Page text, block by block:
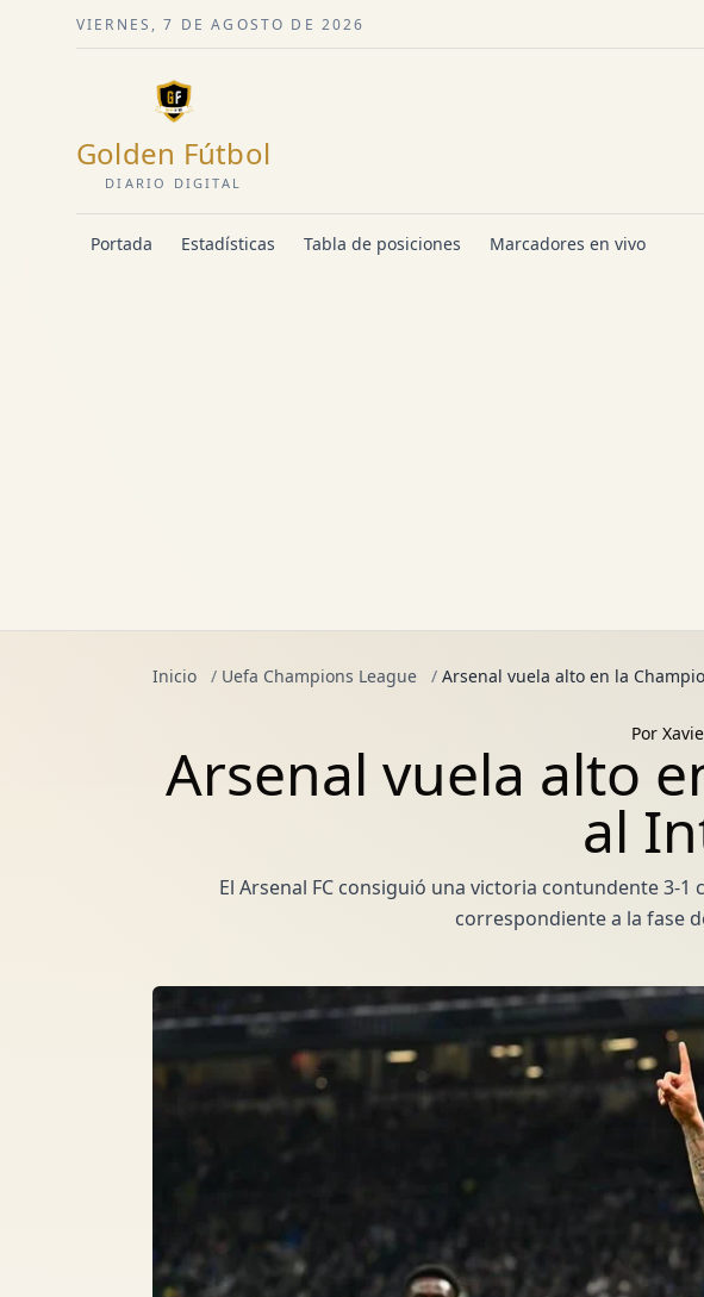
VIERNES, 7 DE AGOSTO DE 2026
Golden Fútbol
DIARIO DIGITAL
Portada Estadísticas Tabla de posiciones Marcadores en vivo
Inicio / Uefa Champions League / Arsenal vuela alto en la
Por
Arsenal vuela alto
al
El Arsenal FC consiguió una victoria contundente 3-
correspondiente a la fase